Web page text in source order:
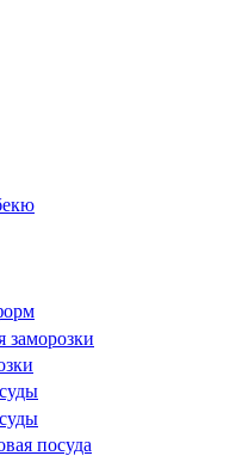
заморозки
посуда